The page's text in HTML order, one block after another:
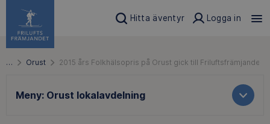
Hitta äventyr Logga in
… Orust 2015 års Folkhälsopris på Orust gick till Friluftsfrämjandet
Meny: Orust lokalavdelning